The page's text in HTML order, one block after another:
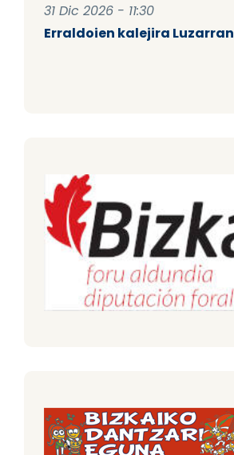
31 Dic 2026 - 11:30
Erraldoien kalejira Luzarran